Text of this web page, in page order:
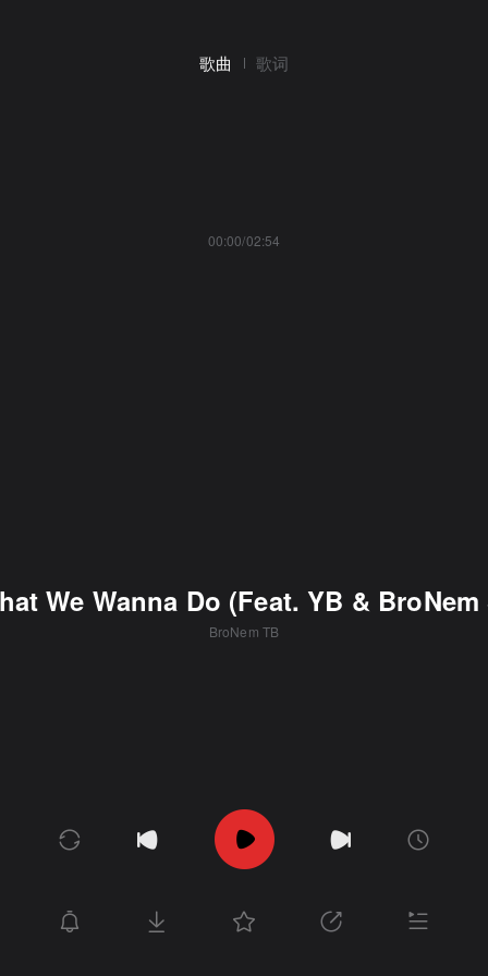
歌曲 歌词
00:00/02:54
We Wanna Do (Feat. YB &
BroNem TB